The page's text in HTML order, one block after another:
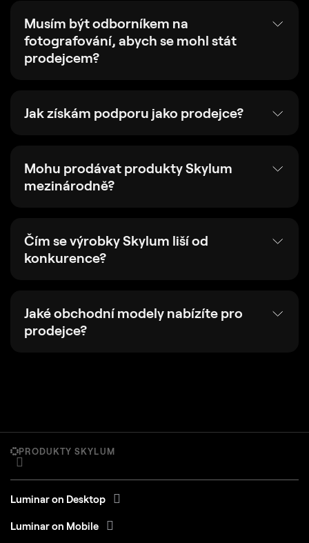
Musím být odborníkem na
fotografování, abych se mohl stát
prodejcem?
Jak získám podporu jako prodejce?
Mohu prodávat produkty Skylum
mezinárodně?
Čím se výrobky Skylum liší od
konkurence?
Jaké obchodní modely nabízíte pro
prodejce?
PRODUKTY SKYLUM
Luminar on Desktop
Luminar on Mobile